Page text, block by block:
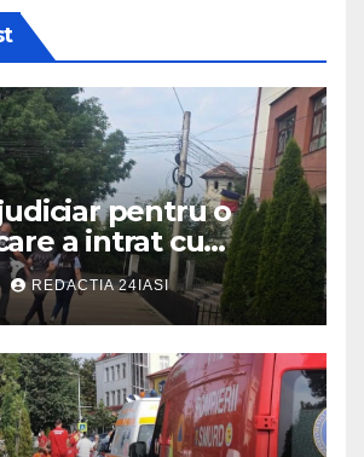
pentru o
a intrat cu
o turmă de oi
REDACTIA 24IASI